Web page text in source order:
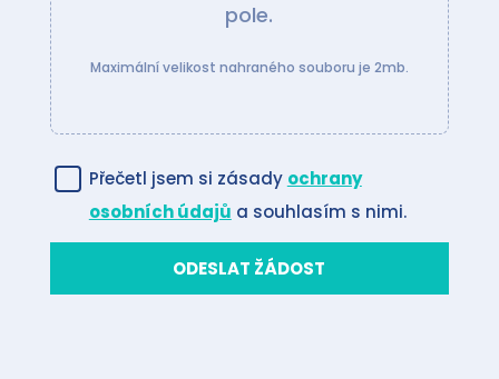
pole.
Maximální velikost nahraného souboru je 2mb.
Přečetl jsem si zásady ochrany
osobních údajů a souhlasím s nimi.